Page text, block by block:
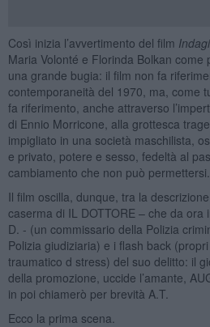
Così inizia l’avvertimento del film
Maria Volonté e Florinda Bolkan
una grande bugia: il film non fa
contemporaneità del 1970, ma, come
fa riferimento, anche attraverso
di Ennio Morricone, alla grottesca
impigliato in una società maschilista,
e privato, potere e sesso, fedeltà al
cambiamento che non può permettersi.
Il film oscilla, dunque, tra la
caserma di IL DOTTORE – che da ora
D. - (un commissario della Polizia
Polizia giudiziaria) e i flash back
traumatico d stress) del suo delitto: il
della promozione, uccide l’amante,
in poi chiamerò per brevità A.T.
Ecco la prima scena.